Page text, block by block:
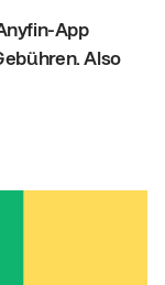
App
Also